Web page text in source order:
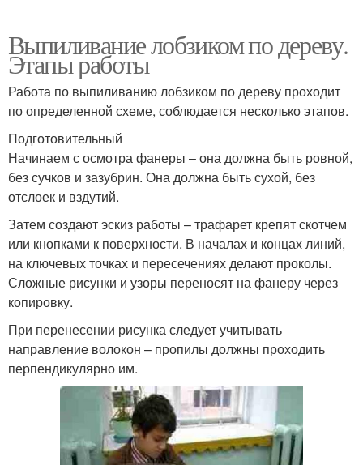
Выпиливание лобзиком по дереву.
Этапы работы
Работа по выпиливанию лобзиком по дереву проходит
по определенной схеме, соблюдается несколько этапов.
Подготовительный
Начинаем с осмотра фанеры – она должна быть ровной,
без сучков и зазубрин. Она должна быть сухой, без
отслоек и вздутий.
Затем создают эскиз работы – трафарет крепят скотчем
или кнопками к поверхности. В началах и концах линий,
на ключевых точках и пересечениях делают проколы.
Сложные рисунки и узоры переносят на фанеру через
копировку.
При перенесении рисунка следует учитывать
направление волокон – пропилы должны проходить
перпендикулярно им.